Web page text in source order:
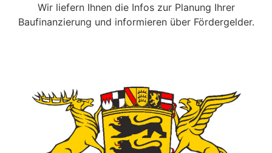
Wir liefern Ihnen die Infos zur Planung Ihrer
Baufinanzierung und informieren über Fördergelder.